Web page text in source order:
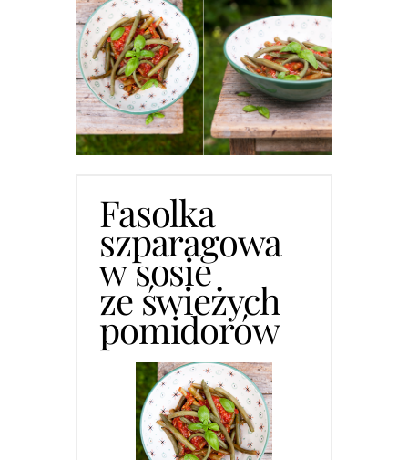
Fasolka
szparagowa
w sosie
ze świeżych
pomidorów